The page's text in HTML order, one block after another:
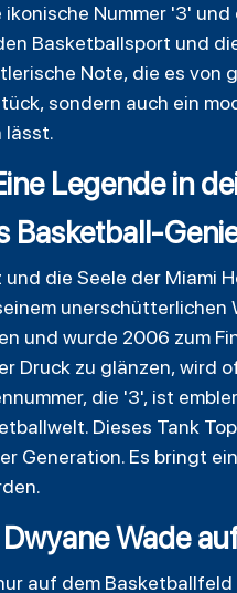
Nummer '3'
Basketballsport und
Note, die es
sondern auch ein
lässt.
Legende in
Basketball-
und die Seele der Miami
und wurde 2006 zum
Druck zu glänzen, wird
die '3', ist
Dieses Tank
Generation. Es bringt
Wade
auf dem